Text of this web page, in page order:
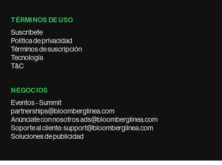
TÉRMINOS DE USO
Suscríbete
Política de privacidad
Términos de suscripción
Tecnología
T&C
NEGOCIOS
Eventos - Summit
partnerships@bloomberglinea.com
Anúnciate con nosotros ads@bloomberglinea.com
Soporte al cliente: support@bloomberglinea.com
Soluciones de publicidad